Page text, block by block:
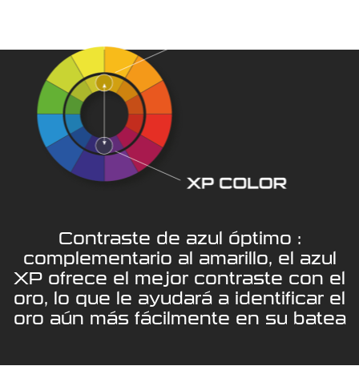
Contraste de azul óptimo :
complementario al amarillo, el azul
XP ofrece el mejor contraste con el
oro, lo que le ayudará a identificar el
oro aún más fácilmente en su batea